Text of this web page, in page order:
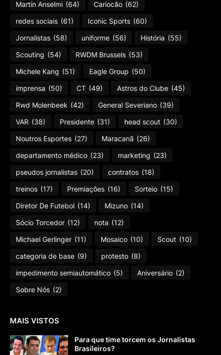
Martín Anselmi (64) Cariocão (62)
redes sociais (61) Iconic Sports (60)
Jornalistas (58) uniforme (56) História (55)
Scouting (54) RWDM Brussels (53)
Michele Kang (51) Eagle Group (50)
imprensa (50) CT (49) Astros do Clube (45)
Rwd Molenbeek (42) General Severiano (39)
VAR (38) Presidente (31) head scout (30)
Noutros Esportes (27) Maracanã (26)
departamento médico (23) marketing (23)
pseudos jornalistas (20) contratos (18)
treinos (17) Premiações (16) Sorteio (15)
Diretor De Futebol (14) Mizuno (14)
Sócio Torcedor (12) nota (12)
Michael Gerlinger (11) Mosaico (10) Scout (10)
categoria de base (9) protesto (8)
impedimento semiautomático (5) Aniversário (2)
Sobre Nós (2)
MAIS VISTOS
Para que time torcem os Jornalistas
Brasileiros?